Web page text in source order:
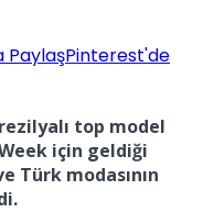
PaylaşPinterest'de
top model
için geldiği
Türk modasının